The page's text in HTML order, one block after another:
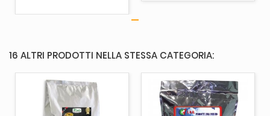
16 ALTRI PRODOTTI NELLA STESSA CATEGORIA: